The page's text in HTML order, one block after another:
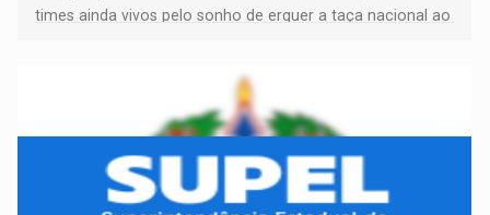
times ainda vivos pelo sonho de erguer a taça nacional ao